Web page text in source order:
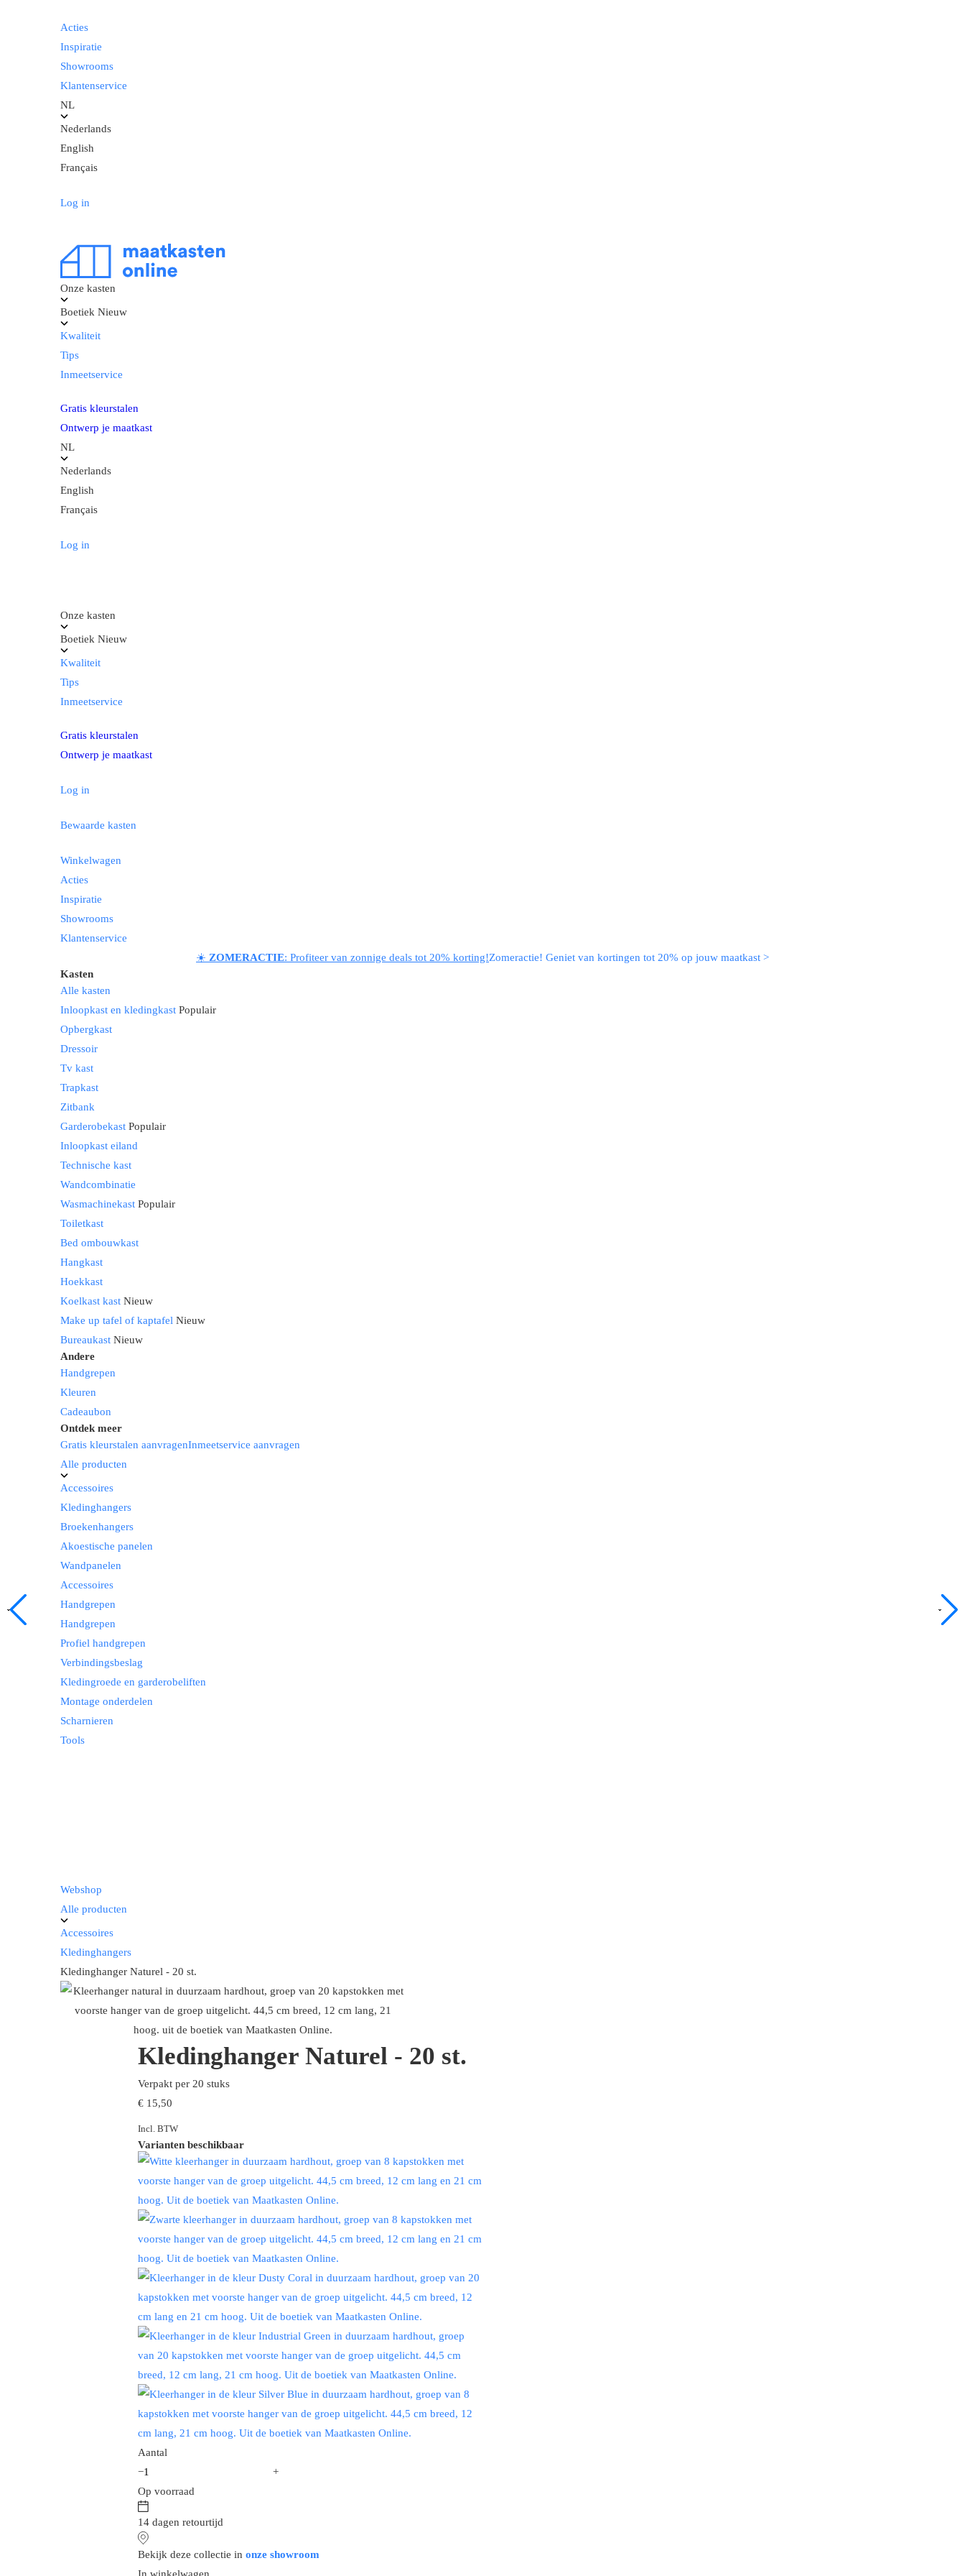
Acties
Inspiratie
Showrooms
Klantenservice
NL
Nederlands
English
Français
Log in
Onze kasten
Boetiek Nieuw
Kwaliteit
Tips
Inmeetservice
Gratis kleurstalen
Ontwerp je maatkast
NL
Nederlands
English
Français
Log in
Onze kasten
Boetiek Nieuw
Kwaliteit
Tips
Inmeetservice
Gratis kleurstalen
Ontwerp je maatkast
Log in
Bewaarde kasten
Winkelwagen
Acties
Inspiratie
Showrooms
Klantenservice
☀️ ZOMERACTIE: Profiteer van zonnige deals tot 20% korting!Zomeractie! Geniet van kortingen tot 20% op jouw maatkast >
Kasten
Alle kasten
Inloopkast en kledingkast Populair
Opbergkast
Dressoir
Tv kast
Trapkast
Zitbank
Garderobekast Populair
Inloopkast eiland
Technische kast
Wandcombinatie
Wasmachinekast Populair
Toiletkast
Bed ombouwkast
Hangkast
Hoekkast
Koelkast kast Nieuw
Make up tafel of kaptafel Nieuw
Bureaukast Nieuw
Andere
Handgrepen
Kleuren
Cadeaubon
Ontdek meer
Gratis kleurstalen aanvragenInmeetservice aanvragen
Alle producten
Accessoires
Kledinghangers
Broekenhangers
Akoestische panelen
Wandpanelen
Accessoires
Handgrepen
Handgrepen
Profiel handgrepen
Verbindingsbeslag
Kledingroede en garderobeliften
Montage onderdelen
Scharnieren
Tools
Webshop
Alle producten
Accessoires
Kledinghangers
Kledinghanger Naturel - 20 st.
Kledinghanger Naturel - 20 st.
Verpakt per 20 stuks
€ 15,50
Incl. BTW
Varianten beschikbaar
Aantal
−
+
Op voorraad
14 dagen retourtijd
Bekijk deze collectie in onze showroom
In winkelwagen